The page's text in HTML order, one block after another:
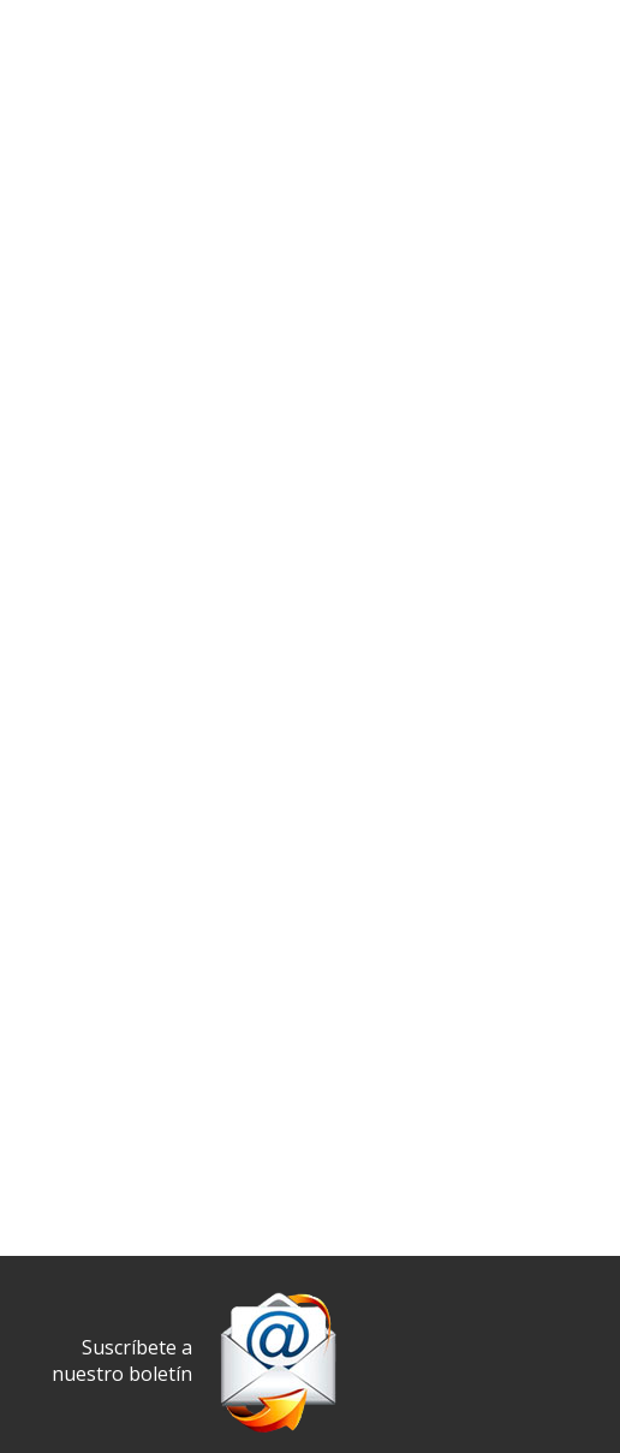
Suscríbete a
nuestro boletín